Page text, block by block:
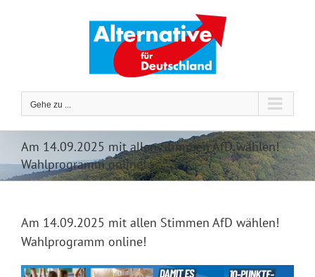
Gehe zu ...
Am 14.09.2025 mit allen Stimmen AfD wählen!
Wahlprogramm online!
Am 14.09.2025 mit allen Stimmen AfD wählen!
Wahlprogramm online!